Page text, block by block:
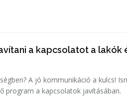
a kapcsolatot a lakók
A jó kommunikáció a kulcs!
program a kapcsolatok javításában.